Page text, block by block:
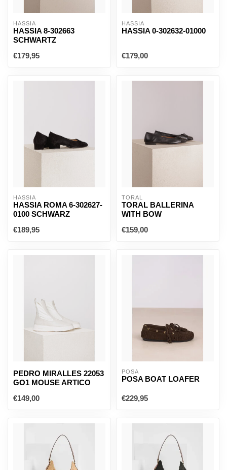
HASSIA
HASSIA 8-302663
SCHWARTZ
€179,95
HASSIA
HASSIA 0-302632-01000
€179,00
HASSIA
HASSIA ROMA 6-302627-
0100 SCHWARZ
€189,95
TORAL
TORAL BALLERINA
WITH BOW
€159,00
PEDRO MIRALLES 22053
GO1 MOUSE ARTICO
€149,00
POSA
POSA BOAT LOAFER
€229,95